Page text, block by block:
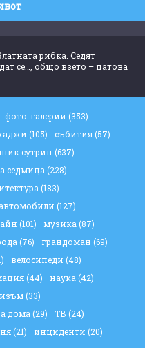
рибка. Седят
се…, общо взето – патова
фото-галерии (353)
(105) събития(57)
сутрин (637)
седмица (228)
(183)
автомобили (127)
(101) музика (87)
(76) грандоман (69)
велосипеди (48)
(44) наука (42)
(33)
дома (29) ТВ (24)
(21) инциденти (20)